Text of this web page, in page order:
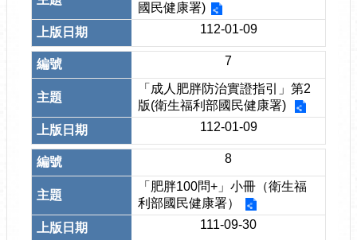
國民健康署)
112-01-09
7
「成人肥胖防治實證指引」第2
版(衛生福利部國民健康署)
112-01-09
8
「肥胖100問+」小冊（衛生福
利部國民健康署）
111-09-30